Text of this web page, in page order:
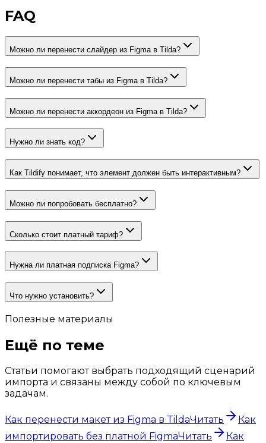
FAQ
Можно ли перенести слайдер из Figma в Tilda?
Можно ли перенести табы из Figma в Tilda?
Можно ли перенести аккордеон из Figma в Tilda?
Нужно ли знать код?
Как Tildify понимает, что элемент должен быть интерактивным?
Можно ли попробовать бесплатно?
Сколько стоит платный тариф?
Нужна ли платная подписка Figma?
Что нужно установить?
Полезные материалы
Ещё по теме
Статьи помогают выбрать подходящий сценарий
импорта и связаны между собой по ключевым
задачам.
Как перенести макет из Figma в TildaЧитать
Как
импортировать без платной FigmaЧитать
Как